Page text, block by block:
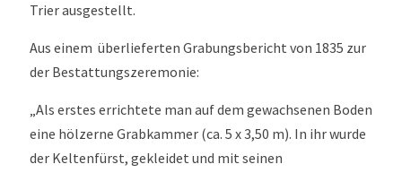
Trier ausgestellt.
Aus einem überlieferten Grabungsbericht von 1835 zur
der Bestattungszeremonie:
„Als erstes errichtete man auf dem gewachsenen Boden
eine hölzerne Grabkammer (ca. 5 x 3,50 m). In ihr wurde
der Keltenfürst, gekleidet und mit seinen